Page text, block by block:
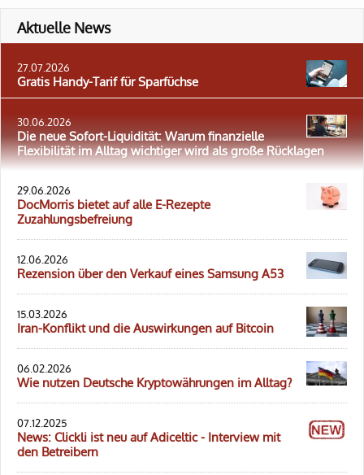
Aktuelle News
27.07.2026
Gratis Handy-Tarif für Sparfüchse
30.06.2026
Die neue Sofort-Liquidität: Warum finanzielle
Flexibilität im Alltag wichtiger wird als große Rücklagen
29.06.2026
DocMorris bietet auf alle E-Rezepte
Zuzahlungsbefreiung
12.06.2026
Rezension über den Verkauf eines Samsung A53
15.03.2026
Iran-Konflikt und die Auswirkungen auf Bitcoin
06.02.2026
Wie nutzen Deutsche Kryptowährungen im Alltag?
07.12.2025
News: Clickli ist neu auf Adiceltic - Interview mit
den Betreibern